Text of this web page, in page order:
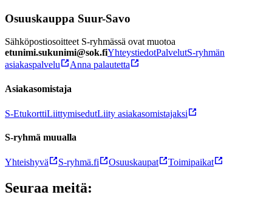
Osuuskauppa Suur-Savo
Sähköpostiosoitteet S-ryhmässä ovat muotoa
etunimi.sukunimi@sok.fiYhteystiedotPalvelutS-ryhmän
asiakaspalvelu
Anna palautetta
Asiakasomistaja
S-EtukorttiLiittymisedutLiity asiakasomistajaksi
S-ryhmä muualla
Yhteishyvä S-ryhmä.fi Osuuskaupat Toimipaikat
Seuraa meitä: